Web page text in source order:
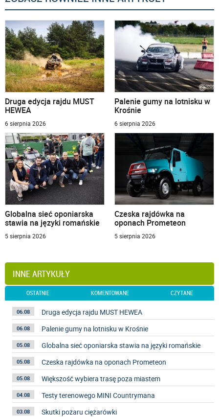
Druga edycja rajdu MUST
HEWEA
6 sierpnia 2026
Palenie gumy na lotnisku w
Krośnie
6 sierpnia 2026
Globalna sieć oponiarska
stawia na języki romańskie
5 sierpnia 2026
Czeska rajdówka na
oponach Prometeon
5 sierpnia 2026
INNE ARTYKUŁY
OSTATNIE KOMENTOWANE CZYTANE
06.08 Druga edycja rajdu MUST HEWEA
06.08 Palenie gumy na lotnisku w Krośnie
05.08 Globalna sieć oponiarska stawia na języki romańskie
05.08 Czeska rajdówka na oponach Prometeon
05.08 Większość wybiera trasę poza miastem
04.08 Testy terenowego MINI Countrymana
03.08 Skutki pożaru ciężarówki